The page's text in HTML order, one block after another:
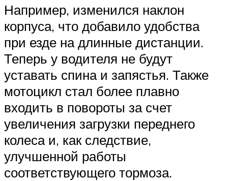
Например, изменился наклон
корпуса, что добавило удобства
при езде на длинные дистанции.
Теперь у водителя не будут
уставать спина и запястья. Также
мотоцикл стал более плавно
входить в повороты за счет
увеличения загрузки переднего
колеса и, как следствие,
улучшенной работы
соответствующего тормоза.